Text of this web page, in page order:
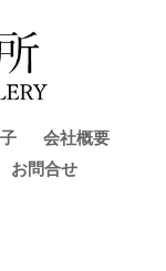
会社概要
お問合せ